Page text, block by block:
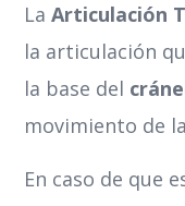
LaArticulación
la articulación
la base del
movimiento de
En caso de que